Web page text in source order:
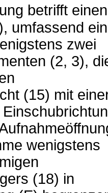
betrifft einen
umfassend
zwei
(2, 3),
(15) mit
wenigstens
(18) in